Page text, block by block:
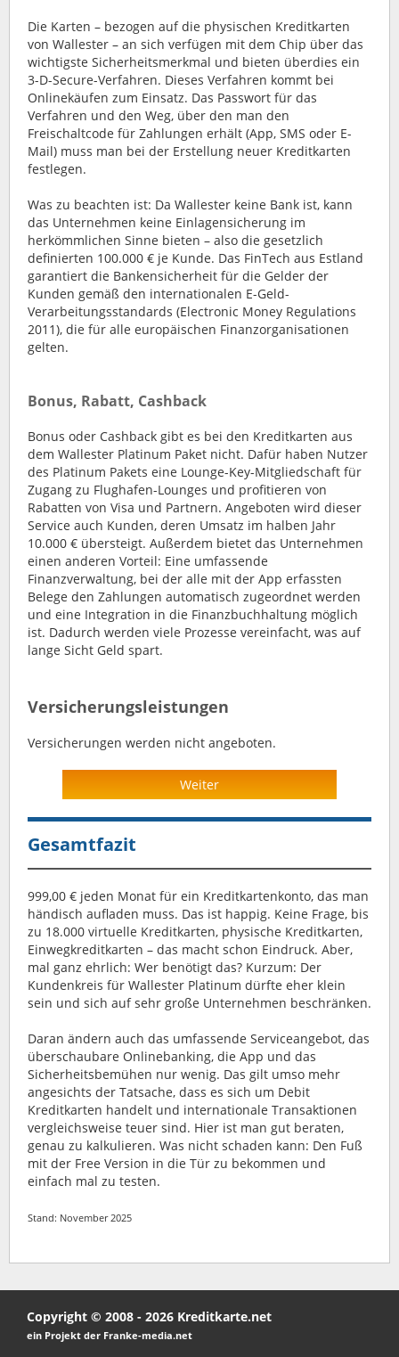
Die Karten – bezogen auf die physischen Kreditkarten
von Wallester – an sich verfügen mit dem Chip über das
wichtigste Sicherheitsmerkmal und bieten überdies ein
3-D-Secure-Verfahren. Dieses Verfahren kommt bei
Onlinekäufen zum Einsatz. Das Passwort für das
Verfahren und den Weg, über den man den
Freischaltcode für Zahlungen erhält (App, SMS oder E-
Mail) muss man bei der Erstellung neuer Kreditkarten
festlegen.
Was zu beachten ist: Da Wallester keine Bank ist, kann
das Unternehmen keine Einlagensicherung im
herkömmlichen Sinne bieten – also die gesetzlich
definierten 100.000 € je Kunde. Das FinTech aus Estland
garantiert die Bankensicherheit für die Gelder der
Kunden gemäß den internationalen E-Geld-
Verarbeitungsstandards (Electronic Money Regulations
2011), die für alle europäischen Finanzorganisationen
gelten.
Bonus, Rabatt, Cashback
Bonus oder Cashback gibt es bei den Kreditkarten aus
dem Wallester Platinum Paket nicht. Dafür haben Nutzer
des Platinum Pakets eine Lounge-Key-Mitgliedschaft für
Zugang zu Flughafen-Lounges und profitieren von
Rabatten von Visa und Partnern. Angeboten wird dieser
Service auch Kunden, deren Umsatz im halben Jahr
10.000 € übersteigt. Außerdem bietet das Unternehmen
einen anderen Vorteil: Eine umfassende
Finanzverwaltung, bei der alle mit der App erfassten
Belege den Zahlungen automatisch zugeordnet werden
und eine Integration in die Finanzbuchhaltung möglich
ist. Dadurch werden viele Prozesse vereinfacht, was auf
lange Sicht Geld spart.
Versicherungsleistungen
Versicherungen werden nicht angeboten.
Weiter
Gesamtfazit
999,00 € jeden Monat für ein Kreditkartenkonto, das man
händisch aufladen muss. Das ist happig. Keine Frage, bis
zu 18.000 virtuelle Kreditkarten, physische Kreditkarten,
Einwegkreditkarten – das macht schon Eindruck. Aber,
mal ganz ehrlich: Wer benötigt das? Kurzum: Der
Kundenkreis für Wallester Platinum dürfte eher klein
sein und sich auf sehr große Unternehmen beschränken.
Daran ändern auch das umfassende Serviceangebot, das
überschaubare Onlinebanking, die App und das
Sicherheitsbemühen nur wenig. Das gilt umso mehr
angesichts der Tatsache, dass es sich um Debit
Kreditkarten handelt und internationale Transaktionen
vergleichsweise teuer sind. Hier ist man gut beraten,
genau zu kalkulieren. Was nicht schaden kann: Den Fuß
mit der Free Version in die Tür zu bekommen und
einfach mal zu testen.
Stand: November 2025
Copyright © 2008 - 2026 Kreditkarte.net
ein Projekt der Franke-media.net